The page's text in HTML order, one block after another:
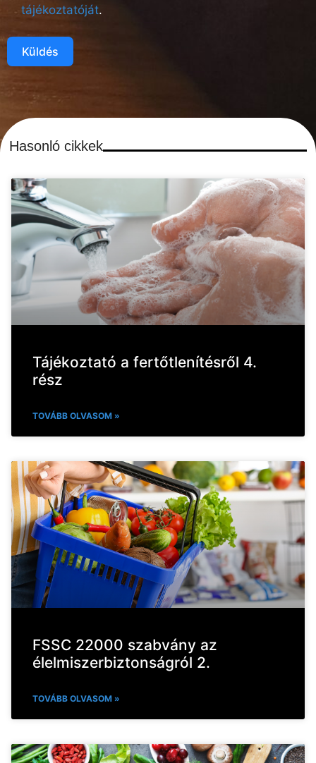
tájékoztatóját.
Küldés
Hasonló cikkek
Tájékoztató a fertőtlenítésről 4.
rész
TOVÁBB OLVASOM »
FSSC 22000 szabvány az
élelmiszerbiztonságról 2.
TOVÁBB OLVASOM »